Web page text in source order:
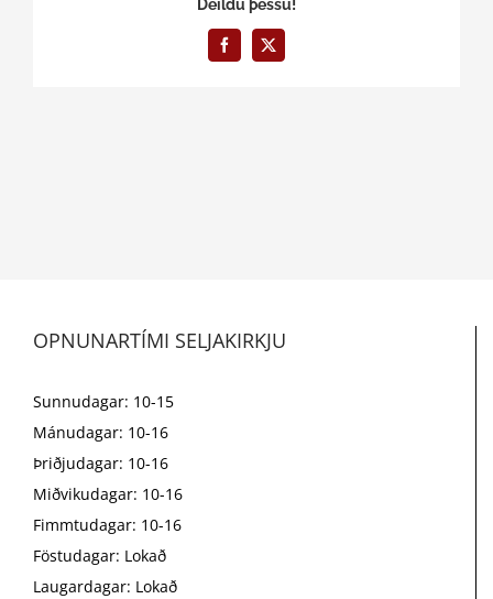
Deildu þessu!
Facebook
X
OPNUNARTÍMI SELJAKIRKJU
Sunnudagar: 10-15
Mánudagar: 10-16
Þriðjudagar: 10-16
Miðvikudagar: 10-16
Fimmtudagar: 10-16
Föstudagar: Lokað
Laugardagar: Lokað